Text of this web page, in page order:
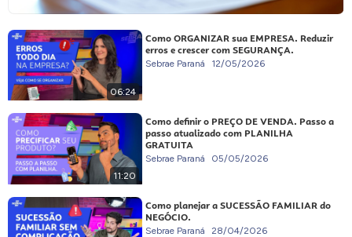
06:24
Como ORGANIZAR sua EMPRESA. Reduzir
erros e crescer com SEGURANÇA.
Sebrae Paraná 12/05/2026
11:20
Como definir o PREÇO DE VENDA. Passo a
passo atualizado com PLANILHA
GRATUITA
Sebrae Paraná 05/05/2026
Como planejar a SUCESSÃO FAMILIAR do
NEGÓCIO.
Sebrae Paraná 28/04/2026